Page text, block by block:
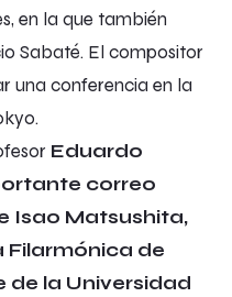
en la que también
Sabaté. El compositor
una conferencia en la
Eduardo
correo
Isao Matsushita,
Filarmónica de
de la Universidad